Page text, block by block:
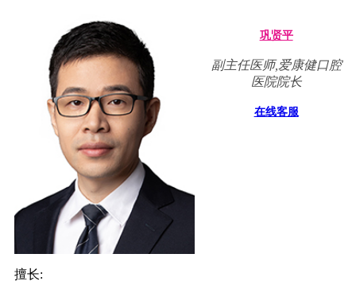
巩贤平
副主任医师,爱康健口腔
医院院长
在线客服
擅长: